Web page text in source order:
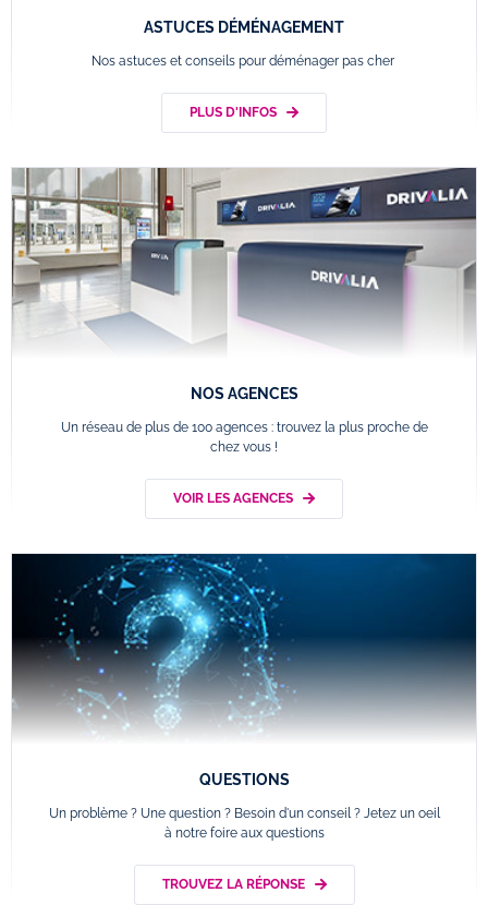
ASTUCES DÉMÉNAGEMENT
Nos astuces et conseils pour déménager pas cher
PLUS D'INFOS
NOS AGENCES
Un réseau de plus de 100 agences : trouvez la plus proche de
chez vous !
VOIR LES AGENCES
QUESTIONS
Un problème ? Une question ? Besoin d'un conseil ? Jetez un oeil
à notre foire aux questions
TROUVEZ LA RÉPONSE